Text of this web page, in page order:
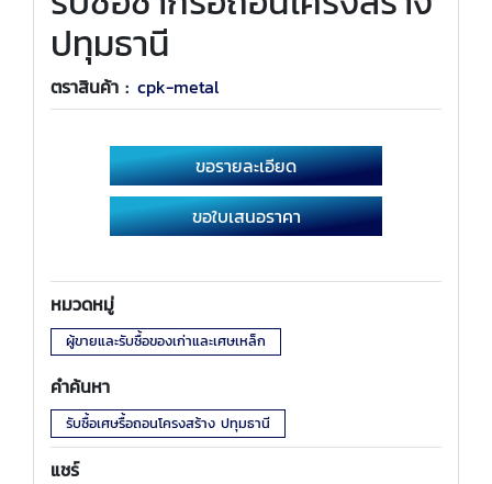
ปทุมธานี
ตราสินค้า : cpk-metal
ขอรายละเอียด
ขอใบเสนอราคา
หมวดหมู่
ผู้ขายและรับซื้อของเก่าและเศษเหล็ก
คำค้นหา
รับซื้อเศษรื้อถอนโครงสร้าง ปทุมธานี
แชร์